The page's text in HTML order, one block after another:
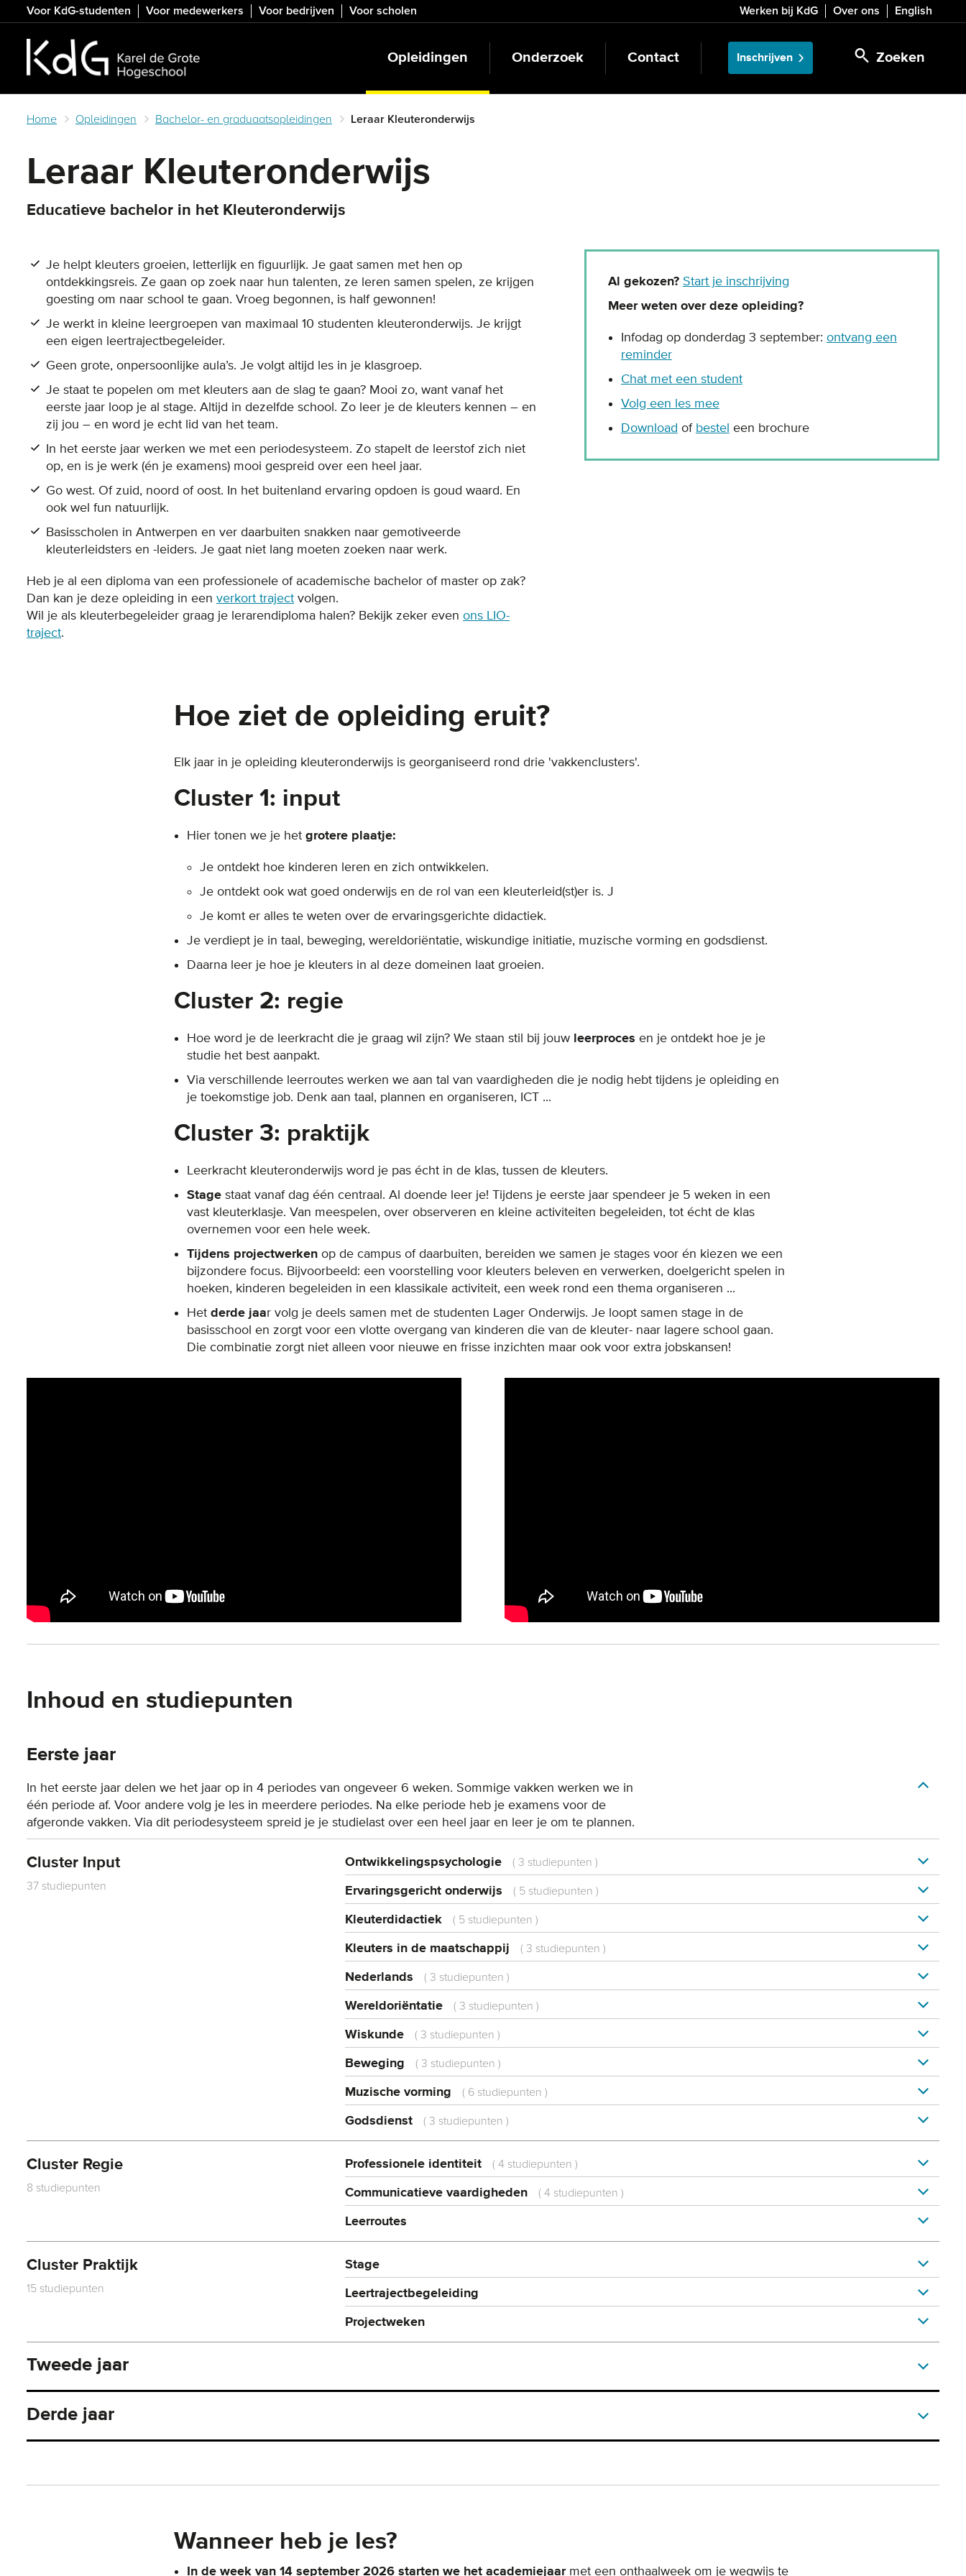
to
main
content
Voor KdG-studenten Voor medewerkers Voor bedrijven Voor scholen Werken bij KdG Over ons English
Zoeken
Opleidingen Onderzoek Contact Inschrijven
Home Opleidingen Bachelor- en graduaatsopleidingen Leraar Kleuteronderwijs
Leraar Kleuteronderwijs
Educatieve bachelor in het Kleuteronderwijs
Je helpt kleuters groeien, letterlijk en figuurlijk. Je gaat samen met hen op
ontdekkingsreis. Ze gaan op zoek naar hun talenten, ze leren samen spelen, ze krijgen
goesting om naar school te gaan. Vroeg begonnen, is half gewonnen!
Je werkt in kleine leergroepen van maximaal 10 studenten kleuteronderwijs. Je krijgt
een eigen leertrajectbegeleider.
Geen grote, onpersoonlijke aula’s. Je volgt altijd les in je klasgroep.
Je staat te popelen om met kleuters aan de slag te gaan? Mooi zo, want vanaf het
eerste jaar loop je al stage. Altijd in dezelfde school. Zo leer je de kleuters kennen – en
zij jou – en word je echt lid van het team.
In het eerste jaar werken we met een periodesysteem. Zo stapelt de leerstof zich niet
op, en is je werk (én je examens) mooi gespreid over een heel jaar.
Go west. Of zuid, noord of oost. In het buitenland ervaring opdoen is goud waard. En
ook wel fun natuurlijk.
Basisscholen in Antwerpen en ver daarbuiten snakken naar gemotiveerde
kleuterleidsters en -leiders. Je gaat niet lang moeten zoeken naar werk.
Heb je al een diploma van een professionele of academische bachelor of master op zak?
Dan kan je deze opleiding in een verkort traject volgen.
Wil je als kleuterbegeleider graag je lerarendiploma halen? Bekijk zeker even ons LIO-
traject.
Al gekozen? Start je inschrijving
Meer weten over deze opleiding?
Infodag op donderdag 3 september: ontvang een
reminder
Chat met een student
Volg een les mee
Download of bestel een brochure
Hoe ziet de opleiding eruit?
Elk jaar in je opleiding kleuteronderwijs is georganiseerd rond drie 'vakkenclusters'.
Cluster 1: input
Hier tonen we je het grotere plaatje:
Je ontdekt hoe kinderen leren en zich ontwikkelen.
Je ontdekt ook wat goed onderwijs en de rol van een kleuterleid(st)er is. J
Je komt er alles te weten over de ervaringsgerichte didactiek.
Je verdiept je in taal, beweging, wereldoriëntatie, wiskundige initiatie, muzische vorming en godsdienst.
Daarna leer je hoe je kleuters in al deze domeinen laat groeien.
Cluster 2: regie
Hoe word je de leerkracht die je graag wil zijn? We staan stil bij jouw leerproces en je ontdekt hoe je je
studie het best aanpakt.
Via verschillende leerroutes werken we aan tal van vaardigheden die je nodig hebt tijdens je opleiding en
je toekomstige job. Denk aan taal, plannen en organiseren, ICT ...
Cluster 3: praktijk
Leerkracht kleuteronderwijs word je pas écht in de klas, tussen de kleuters.
Stage staat vanaf dag één centraal. Al doende leer je! Tijdens je eerste jaar spendeer je 5 weken in een
vast kleuterklasje. Van meespelen, over observeren en kleine activiteiten begeleiden, tot écht de klas
overnemen voor een hele week.
Tijdens projectwerken op de campus of daarbuiten, bereiden we samen je stages voor én kiezen we een
bijzondere focus. Bijvoorbeeld: een voorstelling voor kleuters beleven en verwerken, doelgericht spelen in
hoeken, kinderen begeleiden in een klassikale activiteit, een week rond een thema organiseren ...
Het derde jaar volg je deels samen met de studenten Lager Onderwijs. Je loopt samen stage in de
basisschool en zorgt voor een vlotte overgang van kinderen die van de kleuter- naar lagere school gaan.
Die combinatie zorgt niet alleen voor nieuwe en frisse inzichten maar ook voor extra jobskansen!
Inhoud en studiepunten
Eerste jaar
In het eerste jaar delen we het jaar op in 4 periodes van ongeveer 6 weken. Sommige vakken werken we in
één periode af. Voor andere volg je les in meerdere periodes. Na elke periode heb je examens voor de
afgeronde vakken. Via dit periodesysteem spreid je je studielast over een heel jaar en leer je om te plannen.
Cluster Input
37 studiepunten
Ontwikkelingspsychologie ( 3 studiepunten )
Ervaringsgericht onderwijs ( 5 studiepunten )
Kleuterdidactiek ( 5 studiepunten )
Kleuters in de maatschappij ( 3 studiepunten )
Nederlands ( 3 studiepunten )
Wereldoriëntatie ( 3 studiepunten )
Wiskunde ( 3 studiepunten )
Beweging ( 3 studiepunten )
Muzische vorming ( 6 studiepunten )
Godsdienst ( 3 studiepunten )
Cluster Regie
8 studiepunten
Professionele identiteit ( 4 studiepunten )
Communicatieve vaardigheden ( 4 studiepunten )
Leerroutes
Cluster Praktijk
15 studiepunten
Stage
Leertrajectbegeleiding
Projectweken
Tweede jaar
Derde jaar
Wanneer heb je les?
In de week van 14 september 2026 starten we het academiejaarmet een onthaalweek om je wegwijs te